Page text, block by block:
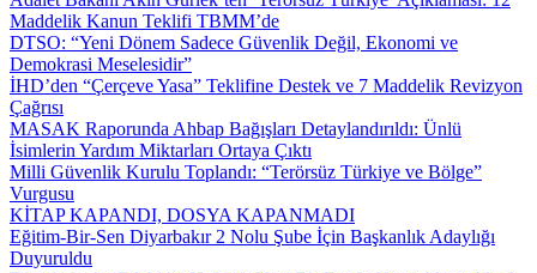
Maddelik Kanun Teklifi TBMM’de
DTSO: “Yeni Dönem Sadece Güvenlik Değil, Ekonomi ve
Demokrasi Meselesidir”
İHD’den “Çerçeve Yasa” Teklifine Destek ve 7 Maddelik Revizyon
Çağrısı
MASAK Raporunda Ahbap Bağışları Detaylandırıldı: Ünlü
İsimlerin Yardım Miktarları Ortaya Çıktı
Milli Güvenlik Kurulu Toplandı: “Terörsüz Türkiye ve Bölge”
Vurgusu
KİTAP KAPANDI, DOSYA KAPANMADI
Eğitim-Bir-Sen Diyarbakır 2 Nolu Şube İçin Başkanlık Adaylığı
Duyuruldu